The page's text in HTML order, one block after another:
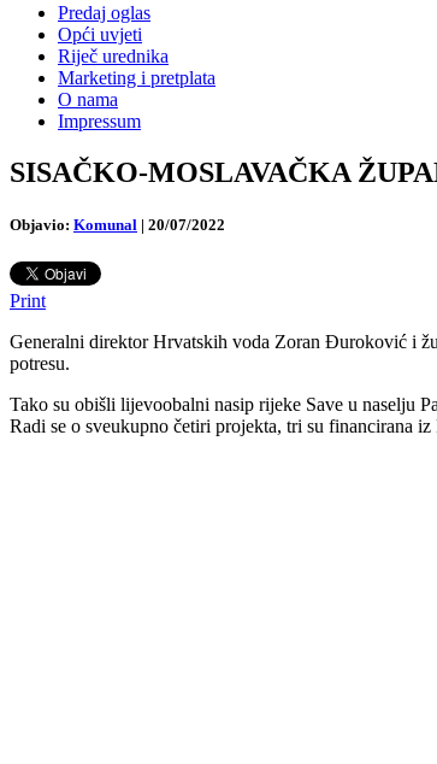
Predaj oglas
Opći uvjeti
Riječ urednika
Marketing i pretplata
O nama
Impressum
SISAČKO-MOSLAVAČKA
Objavio: Komunal | 20/07/2022
Print
Generalni direktor Hrvatskih voda Zoran Đuroković i
potresu.
Tako su obišli lijevoobalni nasip rijeke Save u naselju
Radi se o sveukupno četiri projekta, tri su financirana